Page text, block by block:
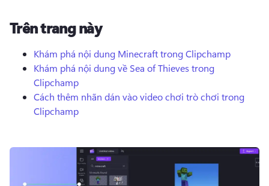
Đăng nhập
Dùng thử miễn phí
Trên trang này
Khám phá nội dung Minecraft trong Clipchamp
Khám phá nội dung về Sea of ​​Thieves trong
Clipchamp
Cách thêm nhãn dán vào video chơi trò chơi trong
Clipchamp